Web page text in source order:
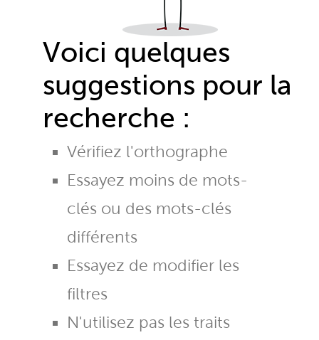
Voici quelques
suggestions pour la
recherche :
Vérifiez l'orthographe
Essayez moins de mots-
clés ou des mots-clés
différents
Essayez de modifier les
filtres
N'utilisez pas les traits